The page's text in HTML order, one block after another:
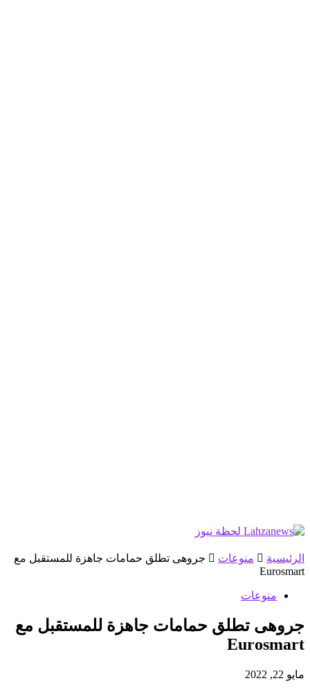
الرئيسية منوعات
جروهى تطلق حمامات جاهزة للمستقبل مع
Eurosmart
منوعات
جروهى تطلق حمامات جاهزة للمستقبل مع
Eurosmart
مايو 22, 2022